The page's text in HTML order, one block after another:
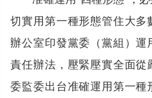
切實用第一種形態管住大
辦公室印發黨委（黨組）
責任辦法，壓緊壓實全面
委監委出台准確運用第一種